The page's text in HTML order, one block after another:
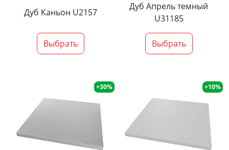
Дуб Каньон U2157
Выбрать
Дуб Апрель темный
U31185
Выбрать
+30% +10%